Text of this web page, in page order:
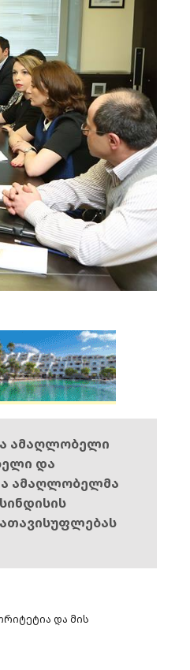
ამაღლობელი
და
ამაღლობელმა
და მის